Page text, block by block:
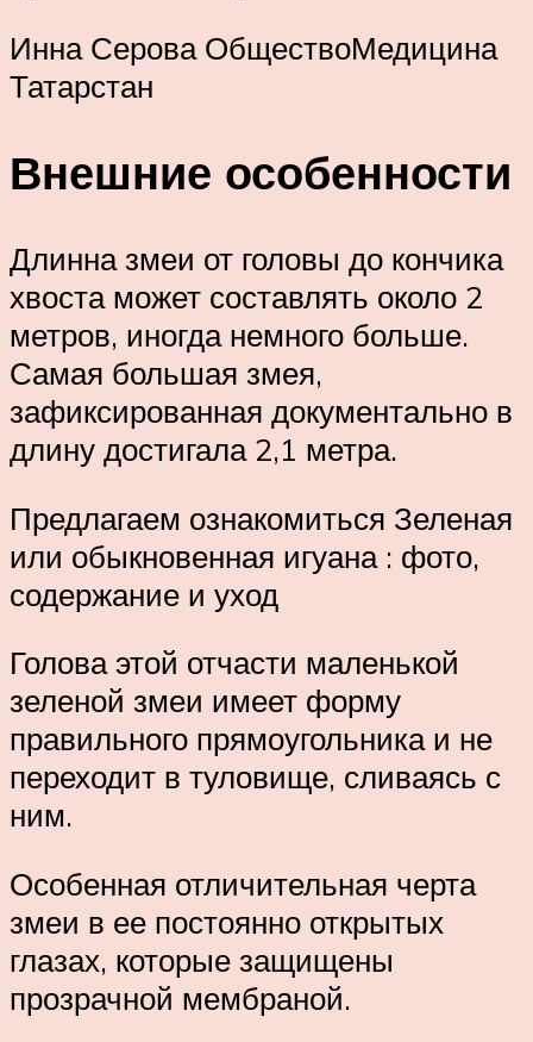
Инна Серова ОбществоМедицина
Татарстан
Внешние особенности
Длинна змеи от головы до кончика
хвоста может составлять около 2
метров, иногда немного больше.
Самая большая змея,
зафиксированная документально в
длину достигала 2,1 метра.
Предлагаем ознакомиться Зеленая
или обыкновенная игуана : фото,
содержание и уход
Голова этой отчасти маленькой
зеленой змеи имеет форму
правильного прямоугольника и не
переходит в туловище, сливаясь с
ним.
Особенная отличительная черта
змеи в ее постоянно открытых
глазах, которые защищены
прозрачной мембраной.